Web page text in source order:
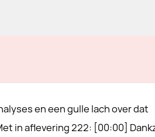
en een gulle lach over dat
in aflevering 222: [00:00]